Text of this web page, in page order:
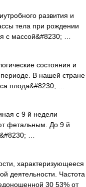
развития и
тела при рождении
с массой&#8230; …
состояния и
В нашей стране
плода&#8230; …
с 9 й недели
фетальным. До 9 й
…
характеризующееся
деятельности. Частота
30 53% от